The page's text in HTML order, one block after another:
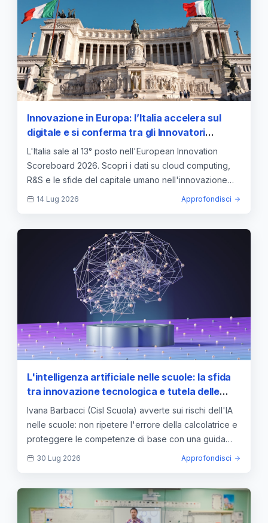
Innovazione in Europa: l’Italia accelera sul
digitale e si conferma tra gli Innovatori
Moderati
L'Italia sale al 13° posto nell'European Innovation
Scoreboard 2026. Scopri i dati su cloud computing,
R&S e le sfide del capitale umano nell'innovazione
UE.14 Lug 2026 Approfondisci
L'intelligenza artificiale nelle scuole: la sfida
tra innovazione tecnologica e tutela delle
competenze di base
Ivana Barbacci (Cisl Scuola) avverte sui rischi dell'IA
nelle scuole: non ripetere l'errore della calcolatrice e
proteggere le competenze di base con una guida
umana.
30 Lug 2026 Approfondisci